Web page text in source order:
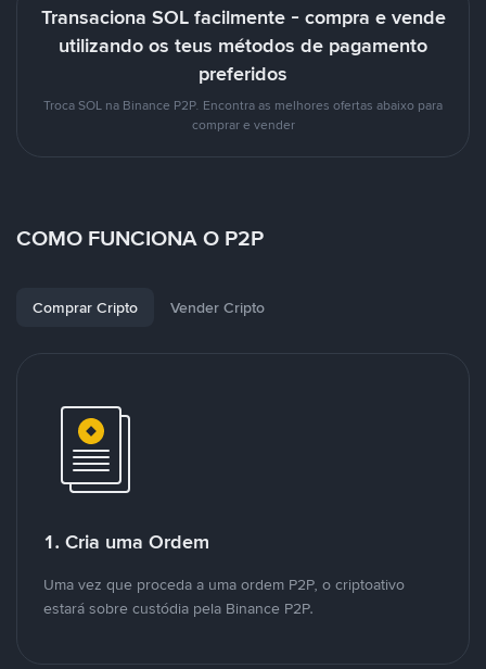
Transaciona SOL facilmente - compra e vende
utilizando os teus métodos de pagamento
preferidos
Troca SOL na Binance P2P. Encontra as melhores ofertas abaixo para
comprar e vender
COMO FUNCIONA O P2P
Comprar Cripto Vender Cripto
1. Cria uma Ordem
Uma vez que proceda a uma ordem P2P, o criptoativo
estará sobre custódia pela Binance P2P.